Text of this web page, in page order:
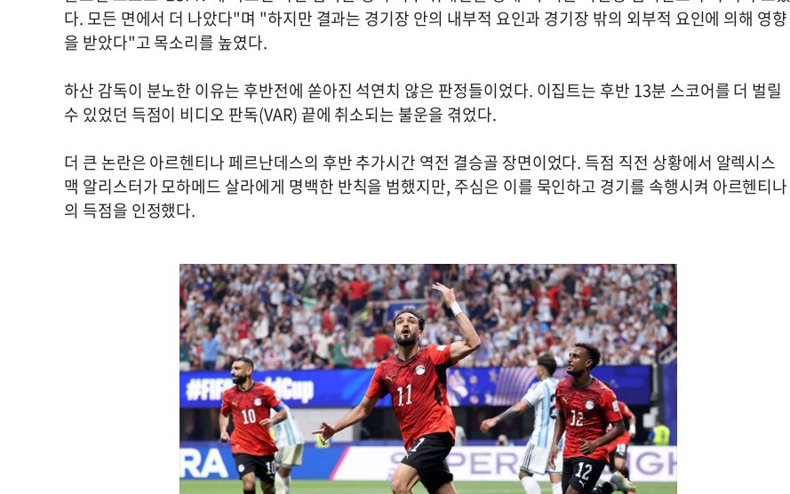
다. 모든 면에서 더 나았다"며 "하지만 결과는 경기장 안의 내부적 요인과 경기장 밖의 외부적 요인에 의해 영향
을 받았다"고 목소리를 높였다.
하산 감독이 분노한 이유는 후반전에 쏟아진 석연치 않은 판정들이었다. 이집트는 후반 13분 스코어를 더 벌릴
수 있었던 득점이 비디오 판독(VAR) 끝에 취소되는 불운을 겪었다.
더 큰 논란은 아르헨티나 페르난데스의 후반 추가시간 역전 결승골 장면이었다. 득점 직전 상황에서 알렉시스
맥 알리스터가 모하메드 살라에게 명백한 반칙을 범했지만, 주심은 이를 묵인하고 경기를 속행시켜 아르헨티나
의 득점을 인정했다.